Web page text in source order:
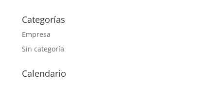
Categorías
Empresa
Sin categoría
Calendario